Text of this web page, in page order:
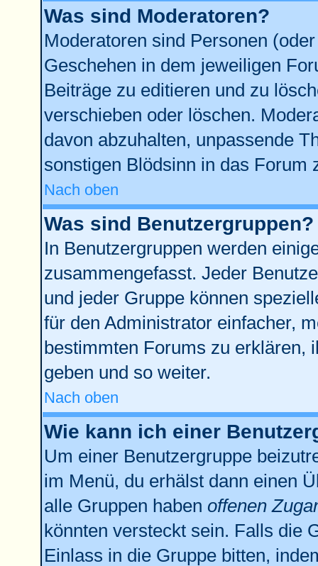
Was sind Moderatoren?
Moderatoren sind Personen
Geschehen in dem jeweiligen
Beiträge zu editieren und zu
verschieben oder löschen.
davon abzuhalten, unpassende
sonstigen Blödsinn in das Forum
Nach oben
Was sind Benutzergruppen?
In Benutzergruppen werden
zusammengefasst. Jeder
und jeder Gruppe können
für den Administrator einfacher,
bestimmten Forums zu erklären,
geben und so weiter.
Nach oben
Wie kann ich einer
Um einer Benutzergruppe
im Menü, du erhälst dann einen
alle Gruppen haben offenen
könnten versteckt sein. Falls die
Einlass in die Gruppe bitten,